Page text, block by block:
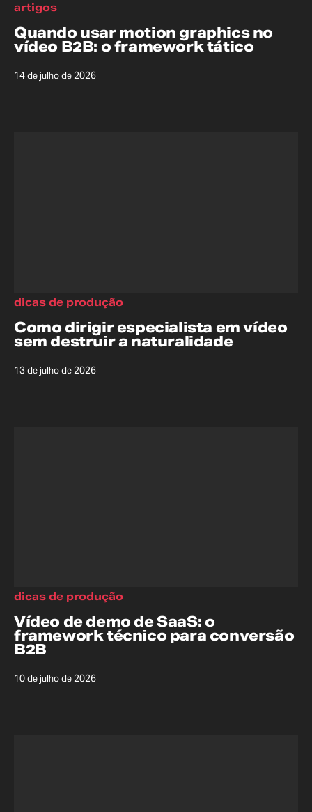
Quando usar motion graphics no
vídeo B2B: o framework tático
14 de julho de 2026
artigos
Como dirigir especialista em vídeo
sem destruir a naturalidade
13 de julho de 2026
dicas de produção
Vídeo de demo de SaaS: o
framework técnico para conversão
B2B
10 de julho de 2026
dicas de produção